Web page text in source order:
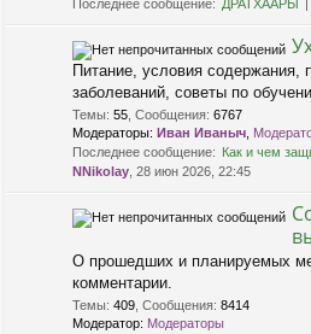
Последнее сообщение: ДРАТХААРЫ
Питание, условия содержания,
заболеваний, советы по
Темы: 55 Сообщения: 6767
Модераторы: Иван Иваныч
Последнее сообщение: Как и чем
NNikolay , 28 июн 2026, 22:45
О прошедших и планируемых
комментарии.
Темы: 409 Сообщения: 8414
Модератор: Модераторы